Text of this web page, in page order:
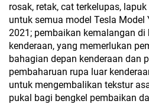
rosak, retak, cat terkelupas,
untuk semua model Tesla Model
2021; pembaikan kemalangan di
kenderaan, yang memerlukan
bahagian depan kenderaan dan
pembaharuan rupa luar
untuk mengembalikan tekstur
pukal bagi bengkel pembaikan